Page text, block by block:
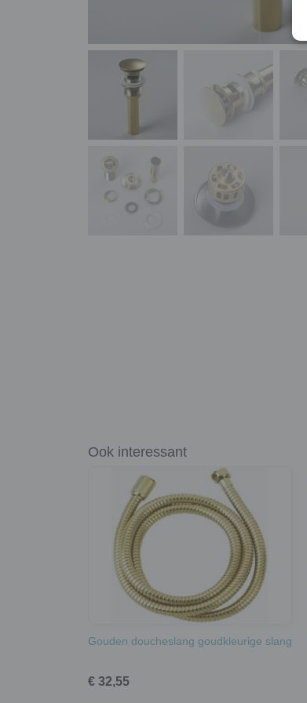
Ook interessant
Gouden doucheslang goudkleurige slang
€ 32,55